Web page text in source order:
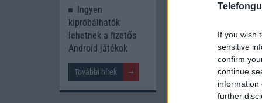
If you wish
sensitive
confirm
continue
information
further
Ingyen
kipróbálhatók
lehetnek a fizetős
Android játékok
További hírek